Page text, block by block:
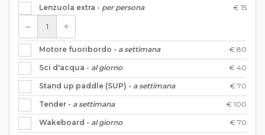
Lenzuola extra - per persona € 15
Motore fuoribordo - a settimana € 80
Sci d'acqua - al giorno € 40
Stand up paddle (SUP) - a settimana € 70
Tender - a settimana € 100
Wakeboard - al giorno € 70